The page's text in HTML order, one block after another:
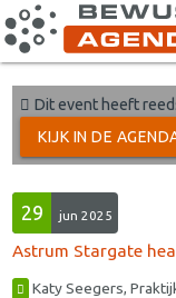
Dit event heeft
KIJK IN DE
29 jun 2025
Astrum Stargate
Katy Seegers,